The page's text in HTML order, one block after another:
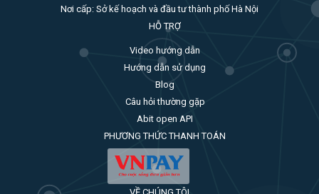
Nơi cấp: Sở kế hoạch và đầu tư thành phố Hà Nội
HỖ TRỢ
Video hướng dẫn
Hướng dẫn sử dụng
Blog
Câu hỏi thường gặp
Abit open API
PHƯƠNG THỨC THANH TOÁN